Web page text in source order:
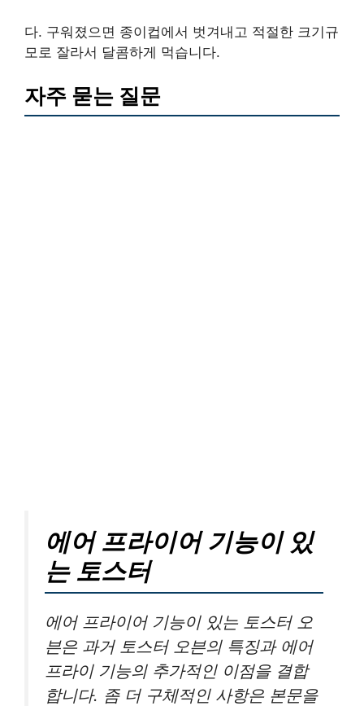
다. 구워졌으면 종이컵에서 벗겨내고 적절한 크기규
모로 잘라서 달콤하게 먹습니다.
자주 묻는 질문
에어 프라이어 기능이 있
는 토스터
에어 프라이어 기능이 있는 토스터 오
븐은 과거 토스터 오븐의 특징과 에어
프라이 기능의 추가적인 이점을 결합
합니다. 좀 더 구체적인 사항은 본문을